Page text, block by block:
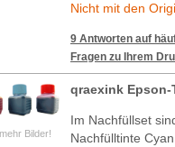
Nicht mit den
9 Antworten auf
Fragen zu Ihrem
Bilder!
qraexink Epson-
Im Nachfüllset
Nachfülltinte